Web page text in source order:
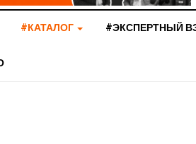
#КАТАЛОГ #ЭКСПЕРТНЫЙ